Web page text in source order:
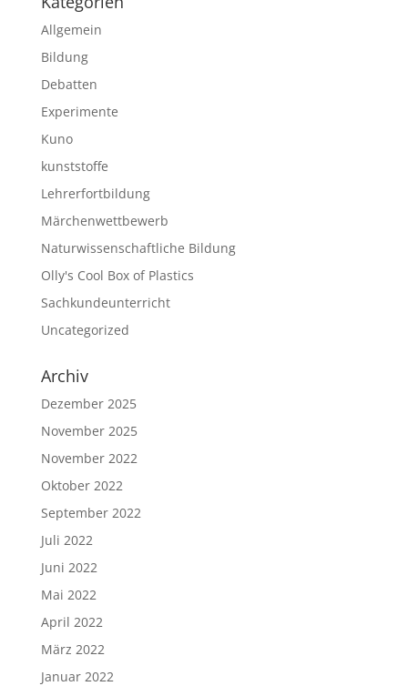
Allgemein
Bildung
Debatten
Experimente
Kuno
kunststoffe
Lehrerfortbildung
Märchenwettbewerb
Naturwissenschaftliche Bildung
Olly's Cool Box of Plastics
Sachkundeunterricht
Uncategorized
Archiv
Dezember 2025
November 2025
November 2022
Oktober 2022
September 2022
Juli 2022
Juni 2022
Mai 2022
April 2022
März 2022
Januar 2022